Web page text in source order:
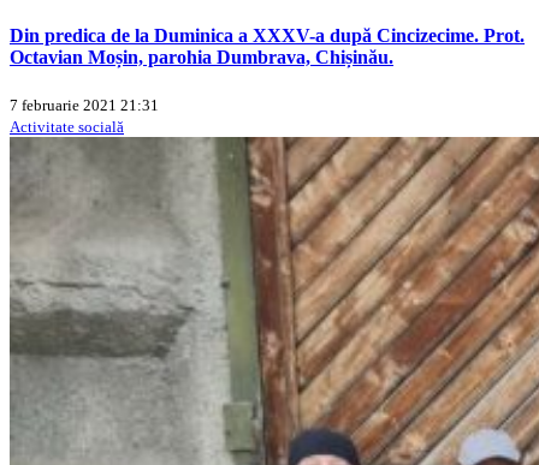
Din predica de la Duminica a XXXV-a după Cincizecime. Prot.
Octavian Moșin, parohia Dumbrava, Chișinău.
7 februarie 2021 21:31
Activitate socială